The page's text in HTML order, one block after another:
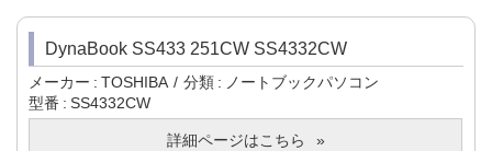
DynaBook SS433 251CW SS4332CW
メーカー TOSHIBA 分類
ノートブックパソコン
型番
SS4332CW
詳細ページはこちら